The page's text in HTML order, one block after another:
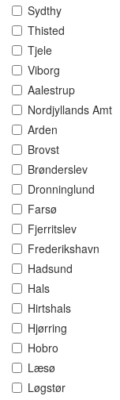
Sydthy
Thisted
Tjele
Viborg
Aalestrup
Nordjyllands Amt
Arden
Brovst
Brønderslev
Dronninglund
Farsø
Fjerritslev
Frederikshavn
Hadsund
Hals
Hirtshals
Hjørring
Hobro
Læsø
Løgstør